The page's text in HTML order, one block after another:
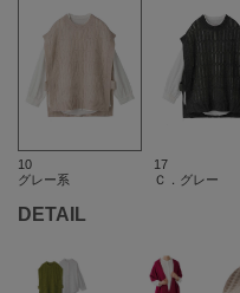
10
グレー系
17
Ｃ．グレー
DETAIL